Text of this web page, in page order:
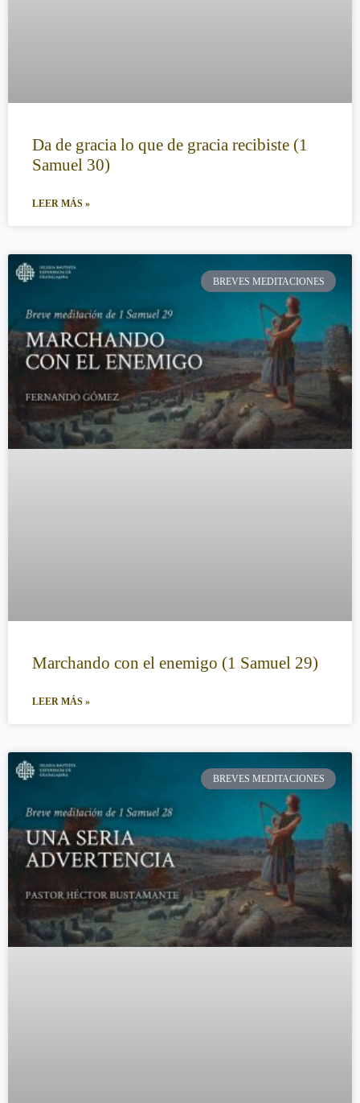
Da de gracia lo que de gracia recibiste (1
Samuel 30)
LEER MÁS »
BREVES MEDITACIONES
Marchando con el enemigo (1 Samuel 29)
LEER MÁS »
BREVES MEDITACIONES